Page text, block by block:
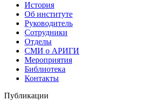
История
Об институте
Руководитель
Сотрудники
Отделы
СМИ о АРИГИ
Мероприятия
Библиотека
Контакты
Публикации